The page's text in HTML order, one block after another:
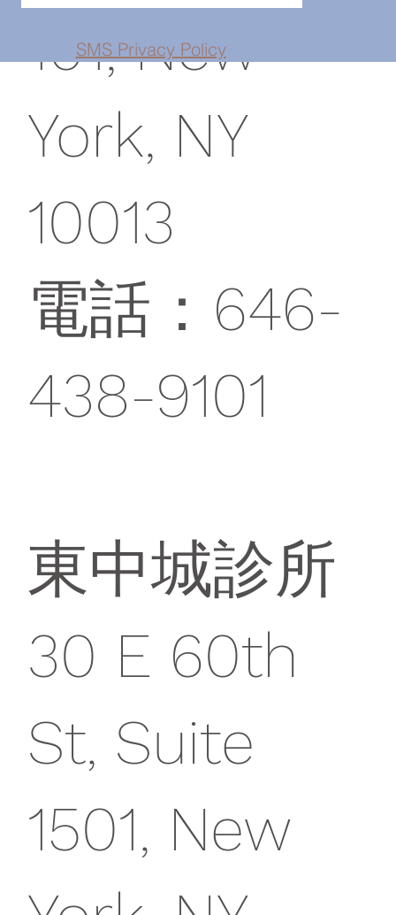
101, New
York, NY
10013
電話：646-
438-9101
東中城診所
30 E 60th
St, Suite
1501, New
SMS Privacy Policy